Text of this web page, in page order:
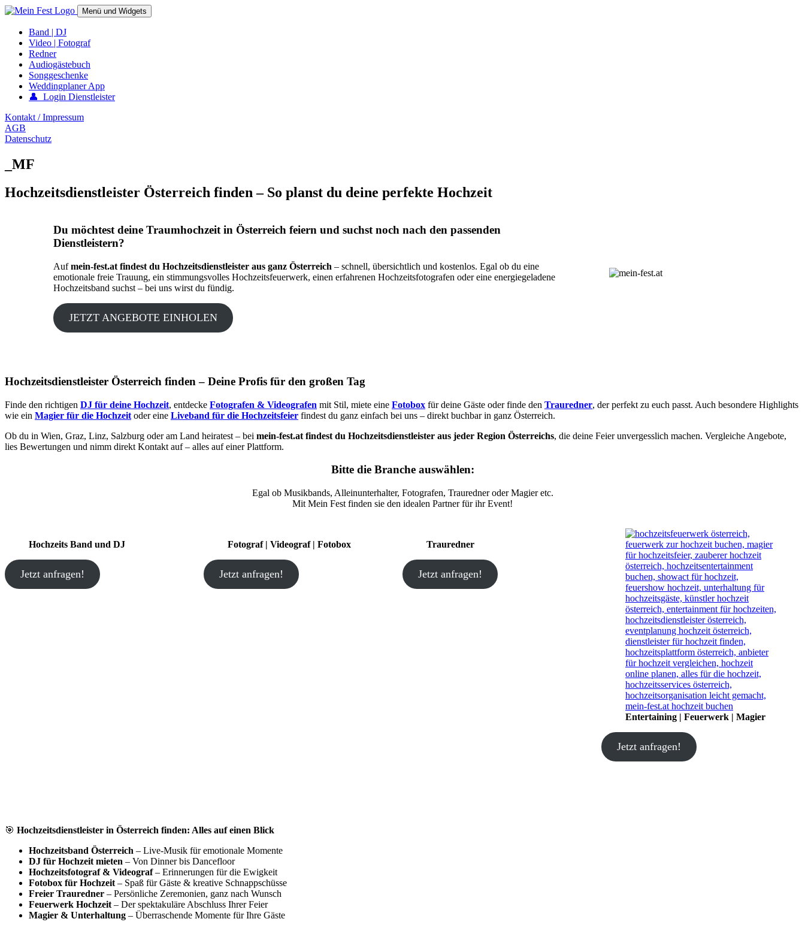
Springe
Inhalt
mein-fest.at – Band / Fotograf für Hochzeit oder Fest buchen!
Menü und Widgets
Band | DJ
Video | Fotograf
Redner
Audiogästebuch
Songgeschenke
Weddingplaner App
👤 Login Dienstleister
Kontakt / Impressum
AGB
Datenschutz
_MF
Hochzeitsdienstleister Österreich finden – So planst du deine perfekte Hochzeit
Du möchtest deine Traumhochzeit in Österreich feiern und suchst noch nach den passenden
Dienstleistern?
Aufmein-fest.at findest du Hochzeitsdienstleister aus ganz Österreich – schnell, übersichtlich und kostenlos. Egal ob du eine
emotionale freie Trauung, ein stimmungsvolles Hochzeitsfeuerwerk, einen erfahrenen Hochzeitsfotografen oder eine energiegeladene
Hochzeitsband suchst – bei uns wirst du fündig.
JETZT ANGEBOTE EINHOLEN
Hochzeitsdienstleister Österreich finden – Deine Profis für den großen Tag
Finde den richtigen DJ für deine Hochzeit, entdecke Fotografen & Videografen mit Stil, miete eine Fotobox für deine Gäste oder finde den Trauredner, der perfekt zu euch passt. Auch besondere Highlights
wie ein Magier für die Hochzeit oder eine Liveband für die Hochzeitsfeier findest du ganz einfach bei uns – direkt buchbar in ganz Österreich.
Ob du in Wien, Graz, Linz, Salzburg oder am Land heiratest – bei mein-fest.at findest du Hochzeitsdienstleister aus jeder Region Österreichs, die deine Feier unvergesslich machen. Vergleiche Angebote,
lies Bewertungen und nimm direkt Kontakt auf – alles auf einer Plattform.
Bitte die Branche auswählen:
Egal ob Musikbands, Alleinunterhalter, Fotografen, Trauredner oder Magier etc.
Mit Mein Fest finden sie den idealen Partner für ihr Event!
Hochzeits Band und DJ
Jetzt anfragen!
Fotograf | Videograf | Fotobox
Jetzt anfragen!
Trauredner
Jetzt anfragen!
Entertaining | Feuerwerk | Magier
Jetzt anfragen!
🎯 Hochzeitsdienstleister in Österreich finden: Alles auf einen Blick
Hochzeitsband Österreich – Live-Musik für emotionale Momente
DJ für Hochzeit mieten – Von Dinner bis Dancefloor
Hochzeitsfotograf & Videograf– Erinnerungen für die Ewigkeit
Fotobox für Hochzeit – Spaß für Gäste & kreative Schnappschüsse
Freier Trauredner – Persönliche Zeremonien, ganz nach Wunsch
Feuerwerk Hochzeit – Der spektakuläre Abschluss Ihrer Feier
Magier & Unterhaltung – Überraschende Momente für Ihre Gäste